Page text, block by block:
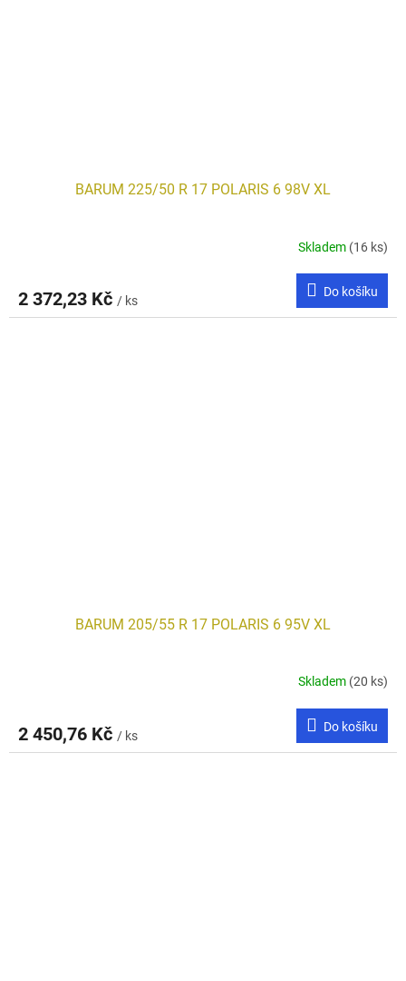
BARUM 225/50 R 17 POLARIS 6 98V XL
Skladem (16 ks)
2 372,23 Kč / ks
Do košíku
BARUM 205/55 R 17 POLARIS 6 95V XL
Skladem (20 ks)
2 450,76 Kč / ks
Do košíku